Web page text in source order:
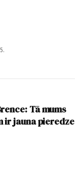
Tā mums
ir jauna pieredze